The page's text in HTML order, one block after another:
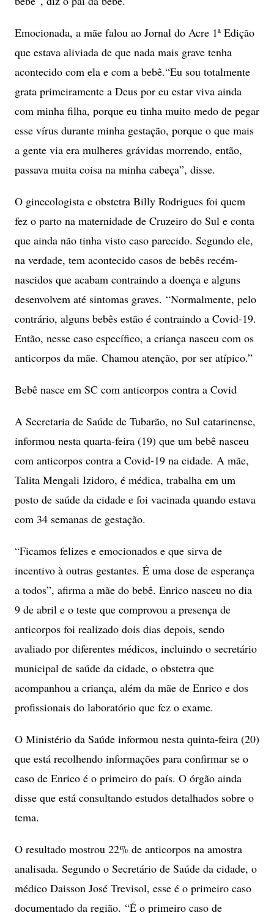
Emocionada, a mãe falou ao Jornal do Acre 1ª Edição
que estava aliviada de que nada mais grave tenha
acontecido com ela e com a bebê.“Eu sou totalmente
grata primeiramente a Deus por eu estar viva ainda
com minha filha, porque eu tinha muito medo de pegar
esse vírus durante minha gestação, porque o que mais
a gente via era mulheres grávidas morrendo, então,
passava muita coisa na minha cabeça”, disse.
O ginecologista e obstetra Billy Rodrigues foi quem
fez o parto na maternidade de Cruzeiro do Sul e conta
que ainda não tinha visto caso parecido. Segundo ele,
na verdade, tem acontecido casos de bebês recém-
nascidos que acabam contraindo a doença e alguns
desenvolvem até sintomas graves. “Normalmente, pelo
contrário, alguns bebês estão é contraindo a Covid-19.
Então, nesse caso específico, a criança nasceu com os
anticorpos da mãe. Chamou atenção, por ser atípico.”
Bebê nasce em SC com anticorpos contra a Covid
A Secretaria de Saúde de Tubarão, no Sul catarinense,
informou nesta quarta-feira (19) que um bebê nasceu
com anticorpos contra a Covid-19 na cidade. A mãe,
Talita Mengali Izidoro, é médica, trabalha em um
posto de saúde da cidade e foi vacinada quando estava
com 34 semanas de gestação.
“Ficamos felizes e emocionados e que sirva de
incentivo à outras gestantes. É uma dose de esperança
a todos”, afirma a mãe do bebê. Enrico nasceu no dia
9 de abril e o teste que comprovou a presença de
anticorpos foi realizado dois dias depois, sendo
avaliado por diferentes médicos, incluindo o secretário
municipal de saúde da cidade, o obstetra que
acompanhou a criança, além da mãe de Enrico e dos
profissionais do laboratório que fez o exame.
O Ministério da Saúde informou nesta quinta-feira (20)
que está recolhendo informações para confirmar se o
caso de Enrico é o primeiro do país. O órgão ainda
disse que está consultando estudos detalhados sobre o
tema.
O resultado mostrou 22% de anticorpos na amostra
analisada. Segundo o Secretário de Saúde da cidade, o
médico Daisson José Trevisol, esse é o primeiro caso
documentado da região. “É o primeiro caso de